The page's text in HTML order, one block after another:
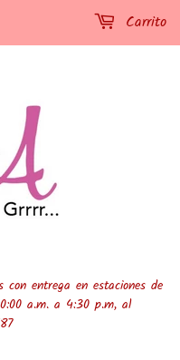
con entrega en estaciones de
a.m. a 4:30 p.m, al
Carrito